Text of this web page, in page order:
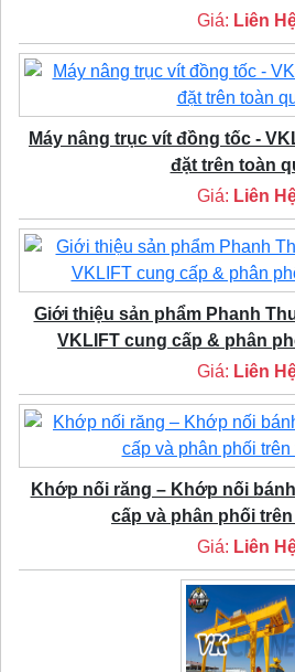
Giá: Liên
Máy nâng trục vít đồng tốc -
đặt trên toàn
Giá: Liên
Giới thiệu sản phẩm Phanh
VKLIFT cung cấp & phân
Giá: Liên
Khớp nối răng – Khớp nối
cấp và phân phối
Giá: Liên